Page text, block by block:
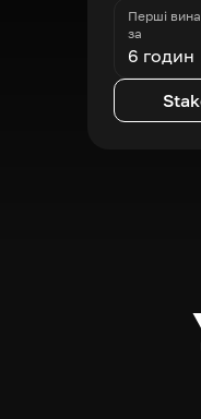
Перші
за
6 годин